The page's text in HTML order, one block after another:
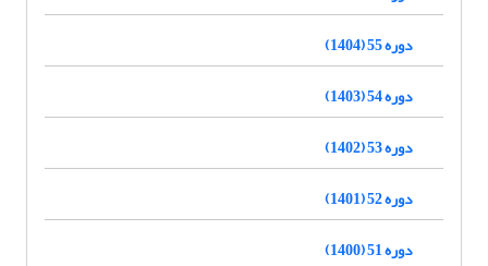
دوره 55 (1404)
دوره 54 (1403)
دوره 53 (1402)
دوره 52 (1401)
دوره 51 (1400)